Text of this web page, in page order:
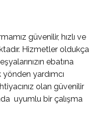
güvenilir, hızlı ve
Hizmetler oldukça
ebatına
yardımcı
olan güvenilir
uyumlu bir çalışma